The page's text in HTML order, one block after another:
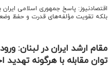
اقتصادنیوز: پاسخ جمهوری اسلامی
بلکه تقویت مؤلفه‌های قدرت و حفظ
مقام ارشد ایران در لبنان:
توان مقابله با هرگونه تهدید